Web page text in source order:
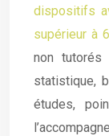
dispositifs
supérieur à
non tutorés
statistique,
études,